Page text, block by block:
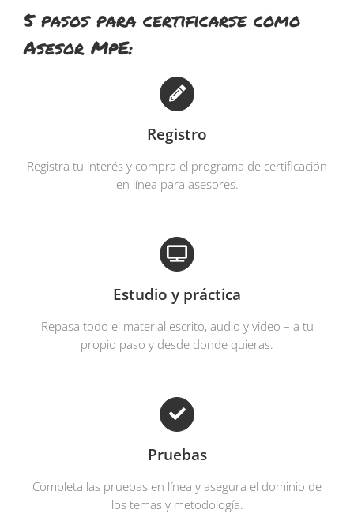
5 pasos para certificarse como
Asesor MpE:
Registro
Registra tu interés y compra el programa de certificación
en línea para asesores.
Estudio y práctica
Repasa todo el material escrito, audio y video – a tu
propio paso y desde donde quieras.
Pruebas
Completa las pruebas en línea y asegura el dominio de
los temas y metodología.